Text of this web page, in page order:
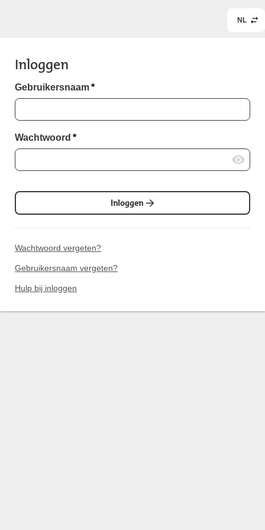
NL
Inloggen
Gebruikersnaam*
Wachtwoord *
Inloggen
Wachtwoord vergeten?
Gebruikersnaam vergeten?
Hulp bij inloggen